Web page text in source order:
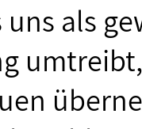
uns als